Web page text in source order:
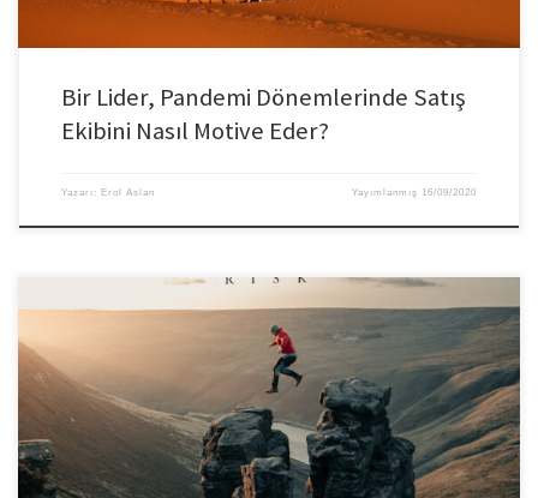
Bir Lider, Pandemi Dönemlerinde Satış
Ekibini Nasıl Motive Eder?
Yazarı: Erol Aslan Yayımlanmış 16/09/2020
Değişime ayak direten en zor liderlik tutumlarından biri, kişilerin “lider
olduğum” duygusudur. Çünkü bir şekilde önemli, üst düzey ya da güçlü biri
olmuşuzdur veya öyle sanırız. Her söylenileni alkışlayan, “en doğrusunu siz
bilirsiniz” diyen kişilerin etkisini de unutmamak gerekir. Diğer taraftan,
insanların iş başında yaşadıkları duygularını görmezden gelip, robotlar […]